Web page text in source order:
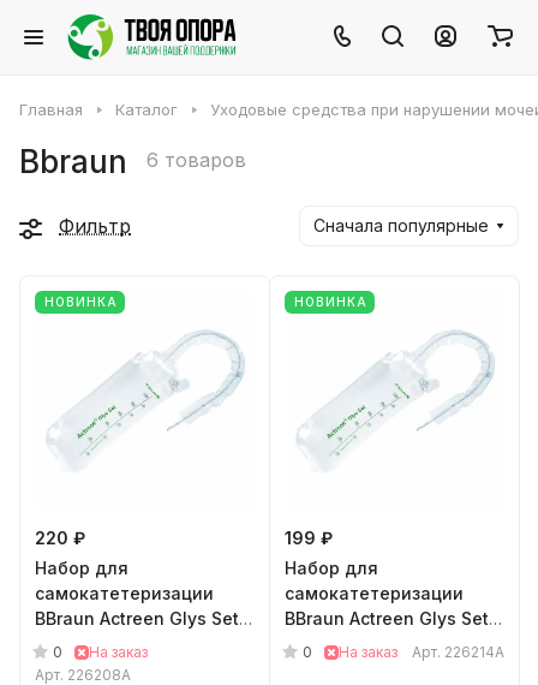
Главная Каталог Уходовые средства при нарушении
Вbraun 6 товаров
Фильтр Сначала популярные
НОВИНКА
220 ₽
Набор для
самокатетеризации
BBraun Actreen Glys Set
мужскойНелатон CH08
арт.226208A
0
На заказ
Арт. 226208A
НОВИНКА
199 ₽
Набор для
самокатетеризации
BBraun Actreen Glys Set
мужскойНелатон CH14
0 На заказ Арт. 226214A